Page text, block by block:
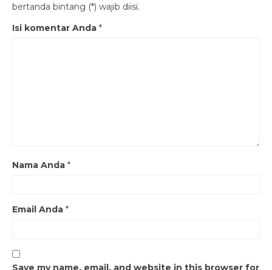
bertanda bintang (*) wajib diisi.
Isi komentar Anda *
Nama Anda *
Email Anda *
Save my name, email, and website in this browser for